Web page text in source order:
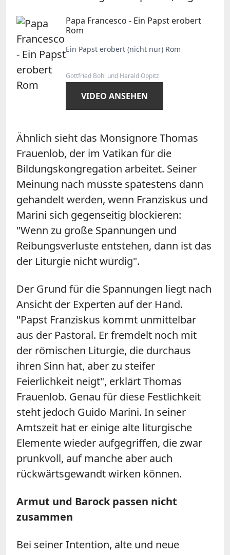
Papa Francesco - Ein Papst erobert
Rom
Ein Papst erobert (nicht nur) Rom
Gottfried Bohl und Harald Oppitz
VIDEO ANSEHEN
Ähnlich sieht das Monsignore Thomas
Frauenlob, der im Vatikan für die
Bildungskongregation arbeitet. Seiner
Meinung nach müsste spätestens dann
gehandelt werden, wenn Franziskus und
Marini sich gegenseitig blockieren:
"Wenn zu große Spannungen und
Reibungsverluste entstehen, dann ist das
der Liturgie nicht würdig".
Der Grund für die Spannungen liegt nach
Ansicht der Experten auf der Hand.
"Papst Franziskus kommt unmittelbar
aus der Pastoral. Er fremdelt noch mit
der römischen Liturgie, die durchaus
ihren Sinn hat, aber zu steifer
Feierlichkeit neigt", erklärt Thomas
Frauenlob. Genau für diese Festlichkeit
steht jedoch Guido Marini. In seiner
Amtszeit hat er einige alte liturgische
Elemente wieder aufgegriffen, die zwar
prunkvoll, auf manche aber auch
rückwärtsgewandt wirken können.
Armut und Barock passen nicht
zusammen
Bei seiner Intention, alte und neue